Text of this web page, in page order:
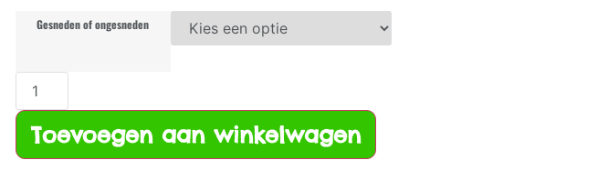
Gesneden of ongesneden
Toevoegen aan winkelwagen